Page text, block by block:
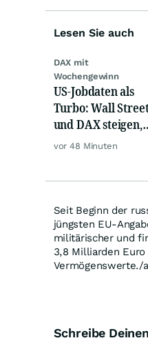
Lesen Sie auch
DAX mit
Wochengewinn
US-Jobdaten als
Turbo: Wall
und DAX steigen,
Gold glänzt
vor 48 Minuten
Seit Beginn der
jüngsten EU-
militärischer und
3,8 Milliarden
Vermögenswerte./
Schreibe